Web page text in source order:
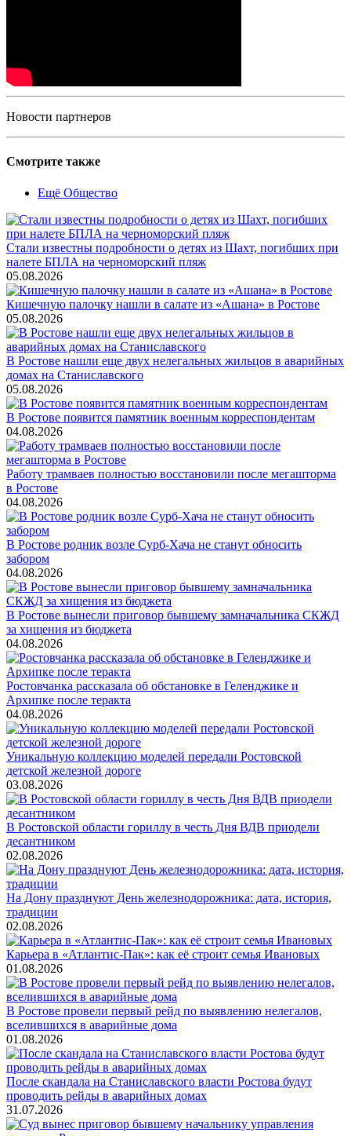
Новости партнеров
Смотрите также
Ещё Общество
Стали известны подробности о детях из Шахт, погибших при
налете БПЛА на черноморский пляж
05.08.2026
Кишечную палочку нашли в салате из «Ашана» в Ростове
05.08.2026
В Ростове нашли еще двух нелегальных жильцов в аварийных
домах на Станиславского
05.08.2026
В Ростове появится памятник военным корреспондентам
04.08.2026
Работу трамваев полностью восстановили после мегашторма
в Ростове
04.08.2026
В Ростове родник возле Сурб-Хача не станут обносить
забором
04.08.2026
В Ростове вынесли приговор бывшему замначальника СКЖД
за хищения из бюджета
04.08.2026
Ростовчанка рассказала об обстановке в Геленджике и
Архипке после теракта
04.08.2026
Уникальную коллекцию моделей передали Ростовской
детской железной дороге
03.08.2026
В Ростовской области гориллу в честь Дня ВДВ приодели
десантником
02.08.2026
На Дону празднуют День железнодорожника: дата, история,
традиции
02.08.2026
Карьера в «Атлантис-Пак»: как её строит семья Ивановых
01.08.2026
В Ростове провели первый рейд по выявлению нелегалов,
вселившихся в аварийные дома
01.08.2026
После скандала на Станиславского власти Ростова будут
проводить рейды в аварийных домах
31.07.2026